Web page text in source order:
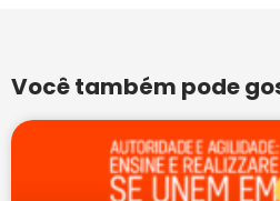
Você também pode